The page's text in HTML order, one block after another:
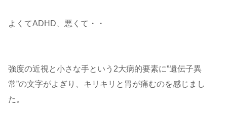
よくてADHD、悪くて・・
強度の近視と小さな手という2大病的要素に”遺伝子異
常”の文字がよぎり、キリキリと胃が痛むのを感じまし
た。